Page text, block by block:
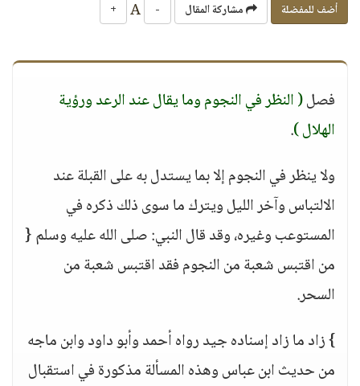
أضف للمفضلة مشاركة المقال -
+
فصل( النظر في النجوم وما يقال عند الرعد ورؤية
الهلال ).
ولا ينظر في النجوم إلا بما يستدل به على القبلة عند
الالتباس وآخر الليل ويترك ما سوى ذلك ذكره في
المستوعب وغيره، وقد قال النبي: صلى الله عليه وسلم {
من اقتبس شعبة من النجوم فقد اقتبس شعبة من
السحر.
} زاد ما زاد إسناده جيد رواه أحمد وأبو داود وابن ماجه
من حديث ابن عباس وهذه المسألة مذكورة في استقبال